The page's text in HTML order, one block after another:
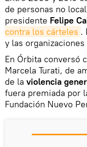
de personas no
presidente Felipe
contra los cárteles .
y las
En Órbita conversó
Marcela Turati, de
de la violencia
fuera premiada por
Fundación Nuevo